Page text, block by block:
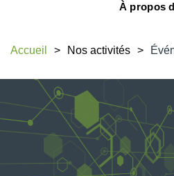
À propos
Accueil Nos activités